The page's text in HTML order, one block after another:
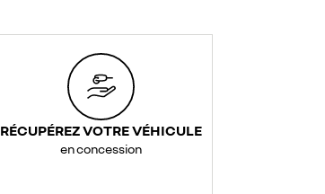
RÉCUPÉREZ VOTRE VÉHICULE
en concession